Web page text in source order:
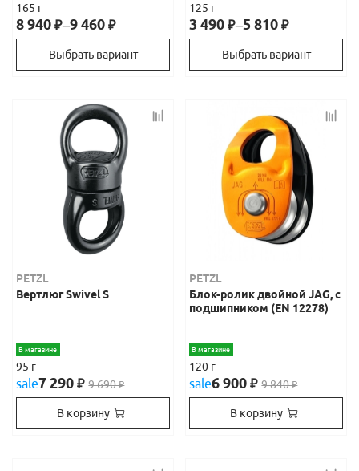
165 г
8 940₽–9 460₽
Выбрать вариант
125 г
3 490₽–5 810₽
Выбрать вариант
PETZL
Вертлюг Swivel S
В магазине
95 г
sale7 290₽ 9 690₽
В корзину
PETZL
Блок-ролик двойной JAG, с
подшипником (EN 12278)
В магазине
120 г
sale6 900₽ 9 840₽
В корзину